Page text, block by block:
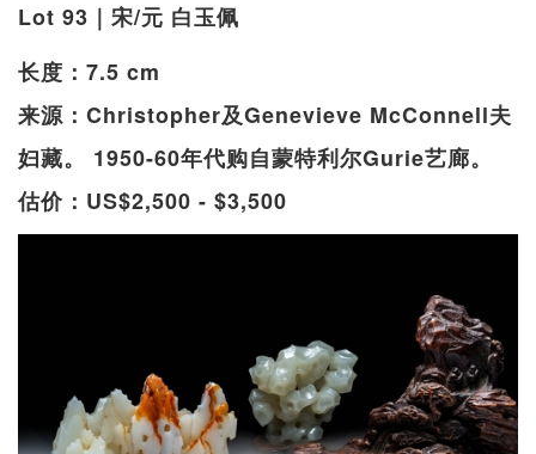
Lot 93｜宋/元 白玉佩
长度：7.5 cm
来源：Christopher及Genevieve McConnell夫
妇藏。 1950-60年代购自蒙特利尔Gurie艺廊。
估价：US$2,500 - $3,500